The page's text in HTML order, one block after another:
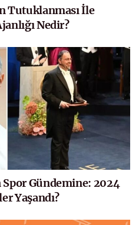
Tutuklanması İle
Nedir?
Gündemine: 2024
Yaşandı?